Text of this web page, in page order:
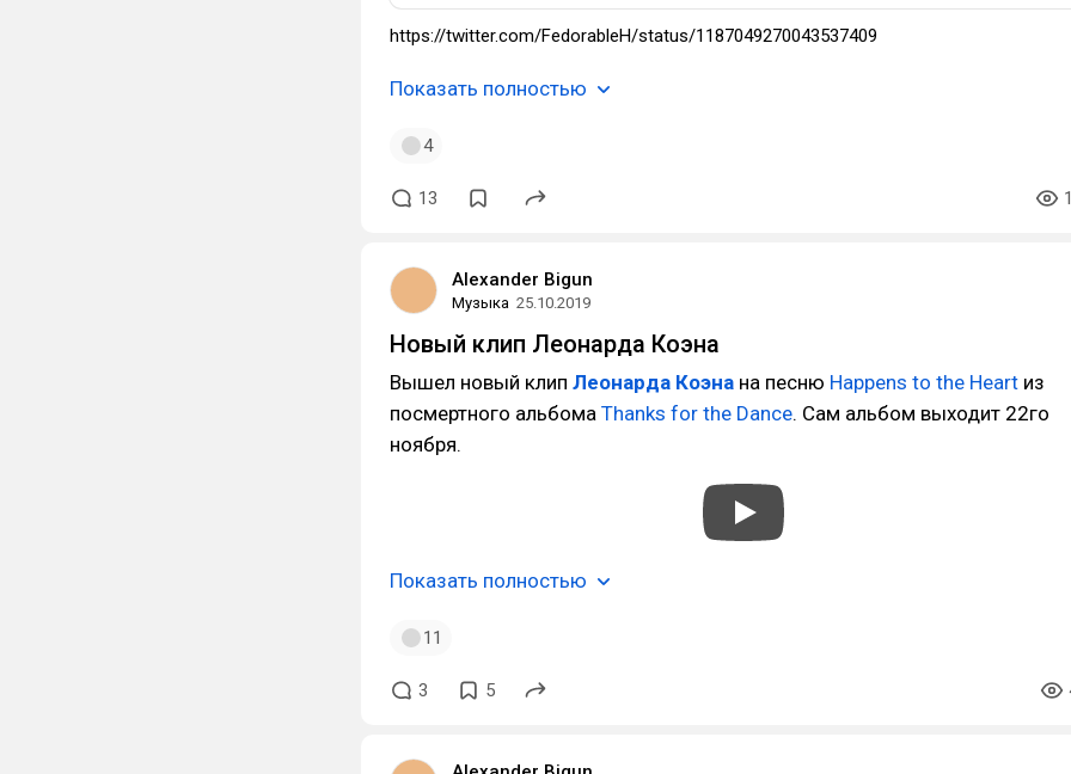
https://twitter.com/FedorableH/status/1187049270043537409
Показать полностью
4
13
Alexander Bigun
Музыка 25.10.2019
Новый клип Леонарда Коэна
Вышел новый клип Леонарда Коэна на песню Happens to the Heart из
посмертного альбома Thanks for the Dance. Сам альбом выходит 22го
ноября.
Показать полностью
11
3 5